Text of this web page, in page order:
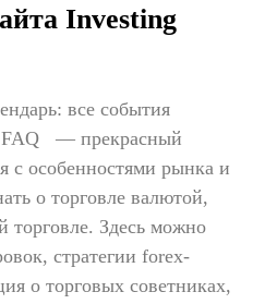
Investing
все события
FAQ — прекрасный
с особенностями рынка и
о торговле валютой,
торговле. Здесь можно
стратегии forex-
о торговых советниках,